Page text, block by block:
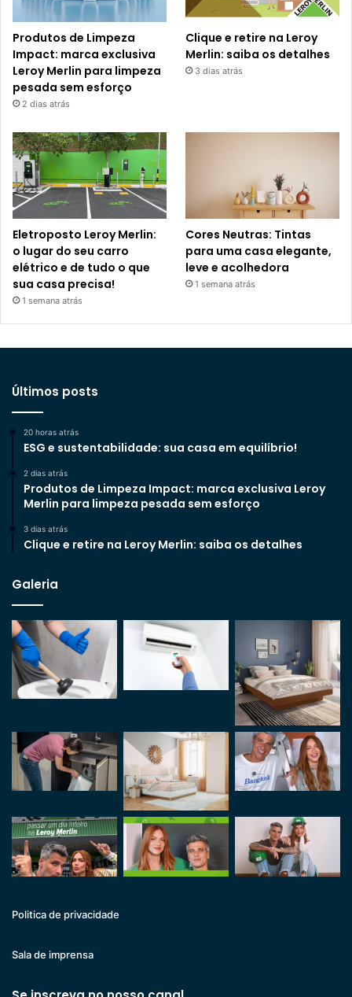
Produtos de Limpeza
Impact: marca exclusiva
Leroy Merlin para limpeza
pesada sem esforço
2 dias atrás
Clique e retire na Leroy
Merlin: saiba os detalhes
3 dias atrás
Eletroposto Leroy Merlin:
o lugar do seu carro
elétrico e de tudo o que
sua casa precisa!
1 semana atrás
Cores Neutras: Tintas
para uma casa elegante,
leve e acolhedora
1 semana atrás
Últimos posts
20 horas atrás
ESG e sustentabilidade: sua casa em equilíbrio!
2 dias atrás
Produtos de Limpeza Impact: marca exclusiva Leroy
Merlin para limpeza pesada sem esforço
3 dias atrás
Clique e retire na Leroy Merlin: saiba os detalhes
Galeria
Politica de privacidade
Sala de imprensa